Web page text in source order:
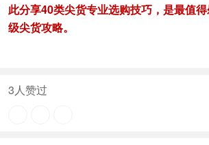
此分享40类尖货专业选购技巧，是最值
级尖货攻略。
3人赞过